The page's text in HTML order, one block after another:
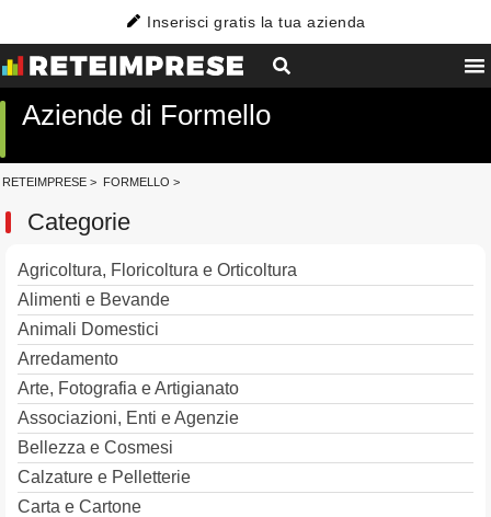
Inserisci gratis la tua azienda
Aziende di Formello
RETEIMPRESE > FORMELLO >
Categorie
Agricoltura, Floricoltura e Orticoltura
Alimenti e Bevande
Animali Domestici
Arredamento
Arte, Fotografia e Artigianato
Associazioni, Enti e Agenzie
Bellezza e Cosmesi
Calzature e Pelletterie
Carta e Cartone